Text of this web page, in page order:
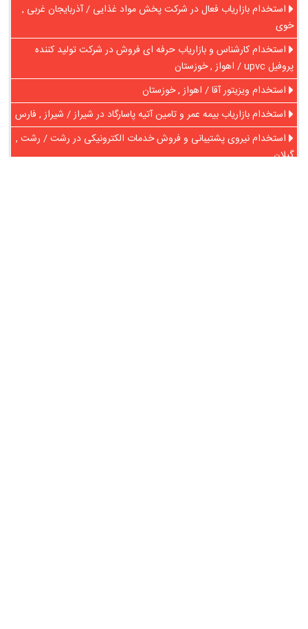
استخدام بازاریاب فعال در شرکت پخش مواد غذایی / آذربایجان غربی ,
خوی
استخدام کارشناس و بازاریاب حرفه ای فروش در شرکت تولید کننده
پروفیل upvc / اهواز , خوزستان
استخدام ویزیتور آقا / اهواز , خوزستان
استخدام بازاریاب بیمه عمر و تامین آتیه پاسارگاد در شیراز / شیراز , فارس
استخدام نیروی پشتیبانی و فروش خدمات الکترونیکی در رشت / رشت ,
گیلان